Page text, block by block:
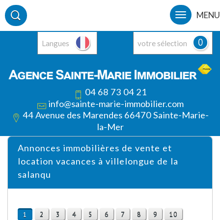
Langues votre sélection 0
04 68 73 04 21
info@sainte-marie-immobilier.com
44 Avenue des Marendes 66470 Sainte-Marie-
la-Mer
MENU
Annonces immobilières de vente et
location vacances à villelongue de la
salanqu
1 2 3 4 5 6 7 8 9 10